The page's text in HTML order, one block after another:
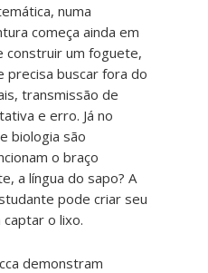
numa
começa ainda em
construir um foguete,
precisa buscar fora do
transmissão de
e erro. Já no
biologia são
o braço
a língua do sapo? A
pode criar seu
o lixo.
demonstram